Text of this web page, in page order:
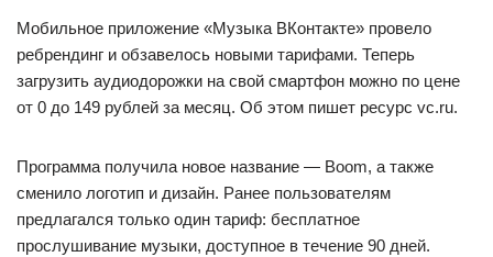
Мобильное приложение «Музыка ВКонтакте» провело
ребрендинг и обзавелось новыми тарифами. Теперь
загрузить аудиодорожки на свой смартфон можно по цене
от 0 до 149 рублей за месяц. Об этом пишет ресурс vc.ru.
Программа получила новое название — Boom, а также
сменило логотип и дизайн. Ранее пользователям
предлагался только один тариф: бесплатное
прослушивание музыки, доступное в течение 90 дней.